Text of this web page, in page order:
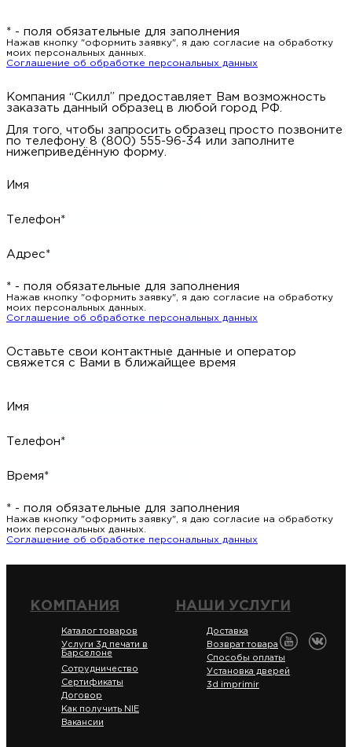
* - поля обязательные для заполнения
Нажав кнопку "оформить заявку", я даю согласие на обработку
моих персональных данных.
Соглашение об обработке персональных данных
Компания “Скилл” предоставляет Вам возможность
заказать данный образец в любой город РФ.
Для того, чтобы запросить образец просто позвоните
по телефону 8 (800) 555-96-34 или заполните
нижеприведённую форму.
Имя
Телефон*
Адрес*
* - поля обязательные для заполнения
Нажав кнопку "оформить заявку", я даю согласие на обработку
моих персональных данных.
Соглашение об обработке персональных данных
Оставьте свои контактные данные и оператор
свяжется с Вами в ближайщее время
Имя
Телефон*
Время*
* - поля обязательные для заполнения
Нажав кнопку "оформить заявку", я даю согласие на обработку
моих персональных данных.
Соглашение об обработке персональных данных
КОМПАНИЯ
Каталог товаров
Услуги 3д печати в
Барселоне
Сотрудничество
Сертификаты
Договор
Как получить NIE
Вакансии
НАШИ УСЛУГИ
Доставка
Возврат товара
Способы оплаты
Установка дверей
3d imprimir